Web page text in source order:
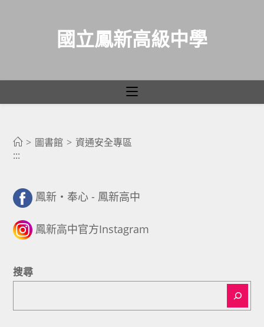
國立鳳新高級中學
> 圖書館 > 資通安全專區
:::
鳳新・奉心 - 鳳新高中
鳳新高中官方Instagram
搜尋